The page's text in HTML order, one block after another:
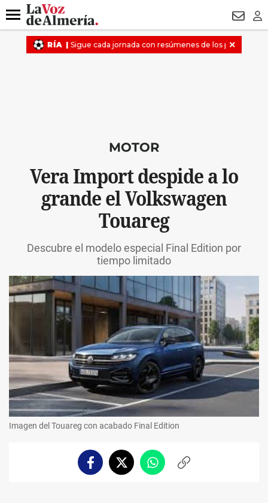
DESTACADO TURISMO
Menú
MOTOR
Vera Import despide a lo
grande el Volkswagen
Touareg
Descubre el modelo especial Final Edition por
tiempo limitado
Imagen del Touareg con acabado Final Edition
FacebookTwitterWhatsappCopiar